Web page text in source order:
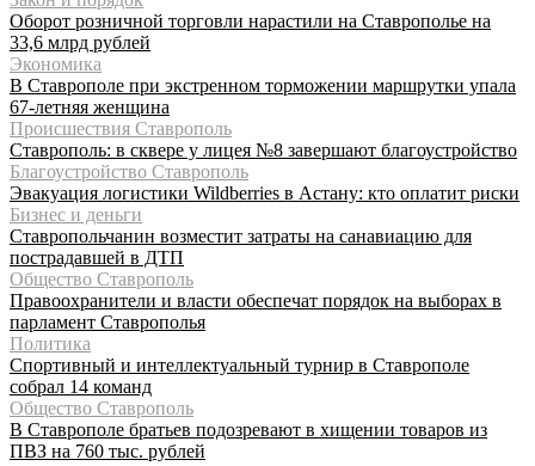
Оборот розничной торговли нарастили на Ставрополье на
33,6 млрд рублей
Экономика
В Ставрополе при экстренном торможении маршрутки упала
67-летняя женщина
Происшествия Ставрополь
Ставрополь: в сквере у лицея №8 завершают благоустройство
Благоустройство Ставрополь
Эвакуация логистики Wildberries в Астану: кто оплатит риски
Бизнес и деньги
Ставропольчанин возместит затраты на санавиацию для
пострадавшей в ДТП
Общество Ставрополь
Правоохранители и власти обеспечат порядок на выборах в
парламент Ставрополья
Политика
Спортивный и интеллектуальный турнир в Ставрополе
собрал 14 команд
Общество Ставрополь
В Ставрополе братьев подозревают в хищении товаров из
ПВЗ на 760 тыс. рублей